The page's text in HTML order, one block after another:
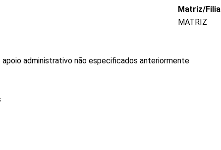
Matriz/Filial
MATRIZ
administrativo não especificados anteriormente